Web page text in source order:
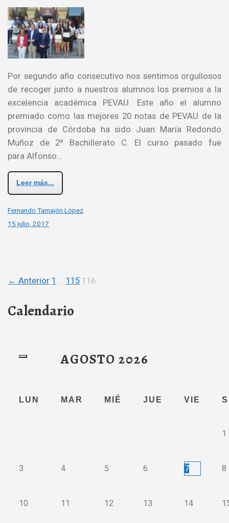
Por segundo año consecutivo nos sentimos orgullosos
de recoger junto a nuestros alumnos los premios a la
excelencia académica PEVAU. Este año el alumno
premiado como las mejores 20 notas de PEVAU de la
provincia de Córdoba ha sido Juan María Redondo
Muñoz de 2º Bachillerato C. El curso pasado fue
para Alfonso…
Leer más...
Fernando Tamajón López
15 julio, 2017
← Anterior 1 115 116
Calendario
AGOSTO 2026
LUN MAR MIÉ JUE VIE
1
3 4 5 6 7 8
10 11 12 13 14